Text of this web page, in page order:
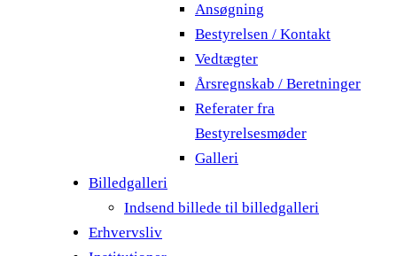
Ansøgning
Bestyrelsen / Kontakt
Vedtægter
Årsregnskab / Beretninger
Referater fra
Bestyrelsesmøder
Galleri
Billedgalleri
Indsend billede til billedgalleri
Erhvervsliv